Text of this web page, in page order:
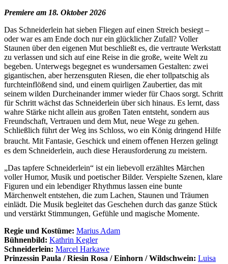
Premiere am 18. Oktober 2026
Das Schneiderlein hat sieben Fliegen auf einen Streich besiegt –
oder war es am Ende doch nur ein glücklicher Zufall? Voller
Staunen über den eigenen Mut beschließt es, die vertraute Werkstatt
zu verlassen und sich auf eine Reise in die große, weite Welt zu
begeben. Unterwegs begegnet es wundersamen Gestalten: zwei
gigantischen, aber herzensguten Riesen, die eher tollpatschig als
furchteinflößend sind, und einem quirligen Zaubertier, das mit
seinem wilden Durcheinander immer wieder für Chaos sorgt. Schritt
für Schritt wächst das Schneiderlein über sich hinaus. Es lernt, dass
wahre Stärke nicht allein aus großen Taten entsteht, sondern aus
Freundschaft, Vertrauen und dem Mut, neue Wege zu gehen.
Schließlich führt der Weg ins Schloss, wo ein König dringend Hilfe
braucht. Mit Fantasie, Geschick und einem oﬀenen Herzen gelingt
es dem Schneiderlein, auch diese Herausforderung zu meistern.
„Das tapfere Schneiderlein“ ist ein liebevoll erzähltes Märchen
voller Humor, Musik und poetischer Bilder. Verspielte Szenen, klare
Figuren und ein lebendiger Rhythmus lassen eine bunte
Märchenwelt entstehen, die zum Lachen, Staunen und Träumen
einlädt. Die Musik begleitet das Geschehen durch das ganze Stück
und verstärkt Stimmungen, Gefühle und magische Momente.
Regie und Kostüme: Marius Adam
Bühnenbild: Kathrin Kegler
Schneiderlein: Marcel Harkawe
Prinzessin Paula / Riesin Rosa / Einhorn / Wildschwein: Luisa